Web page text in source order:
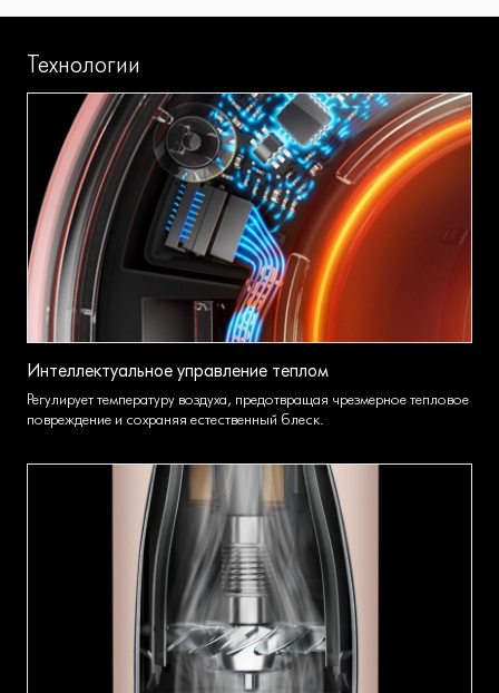
Технологии
Интеллектуальное управление теплом
Регулирует температуру воздуха, предотвращая чрезмерное тепловое
повреждение и сохраняя естественный блеск.